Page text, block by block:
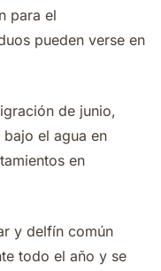
para el
pueden verse en
de junio,
el agua en
en
y delfín común
todo el año y se